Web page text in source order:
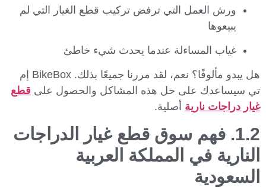
ورش العمل التي ترفض تركيب قطع الغيار التي لم
يبيعوها
غياب المساءلة عندما يحدث شيء خاطئ
هل يبدو مألوفًا؟ نعم، لقد مررنا جميعًا بذلك. BikeBox إم
تي سيساعدك على حل هذه المشاكل والحصول على قطع
غيار دراجات نارية أصلية.
1.2. فهم سوق قطع غيار الدراجات
النارية في المملكة العربية
السعودية